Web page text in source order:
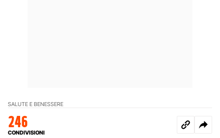
SALUTE E BENESSERE
246
CONDIVISIONI